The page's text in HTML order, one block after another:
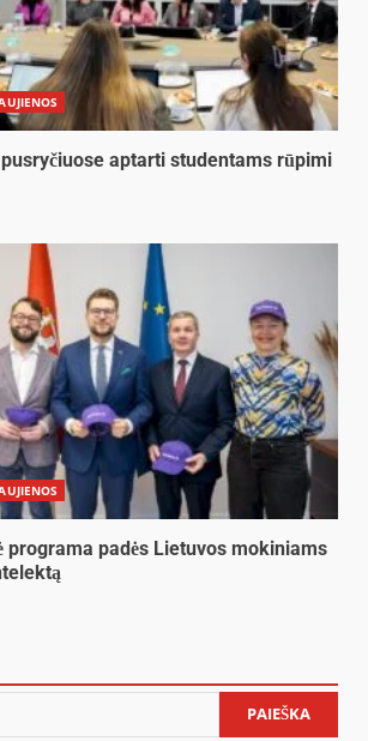
aptarti studentams rūpimi
programa padės Lietuvos mokiniams
PAIEŠKA